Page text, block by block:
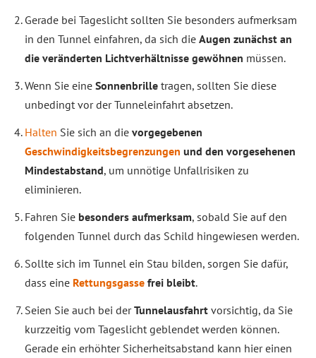
Gerade bei Tageslicht sollten Sie besonders aufmerksam
in den Tunnel einfahren, da sich die Augen zunächst an
die veränderten Lichtverhältnisse gewöhnen müssen.
Wenn Sie eine Sonnenbrille tragen, sollten Sie diese
unbedingt vor der Tunneleinfahrt absetzen.
Halten Sie sich an die vorgegebenen
Geschwindigkeitsbegrenzungen und den vorgesehenen
Mindestabstand, um unnötige Unfallrisiken zu
eliminieren.
Fahren Sie besonders aufmerksam, sobald Sie auf den
folgenden Tunnel durch das Schild hingewiesen werden.
Sollte sich im Tunnel ein Stau bilden, sorgen Sie dafür,
dass eine Rettungsgasse frei bleibt.
Seien Sie auch bei derTunnelausfahrt vorsichtig, da Sie
kurzzeitig vom Tageslicht geblendet werden können.
Gerade ein erhöhter Sicherheitsabstand kann hier einen